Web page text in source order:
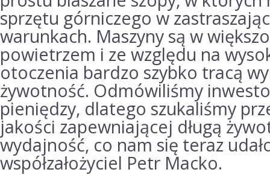
sprzętu górniczego w
warunkach. Maszyny są w
powietrzem i ze względu na
otoczenia bardzo szybko tracą
żywotność. Odmówiliśmy
pieniędzy, dlatego szukaliśmy
jakości zapewniającej długą
wydajność, co nam się teraz
współzałożyciel Petr Macko.